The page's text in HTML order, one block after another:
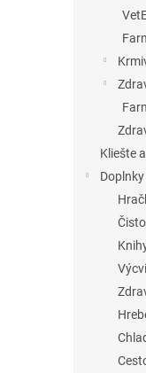
Kliešte